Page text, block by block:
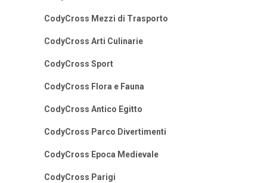
CodyCross Mezzi di Trasporto
CodyCross Arti Culinarie
CodyCross Sport
CodyCross Flora e Fauna
CodyCross Antico Egitto
CodyCross Parco Divertimenti
CodyCross Epoca Medievale
CodyCross Parigi